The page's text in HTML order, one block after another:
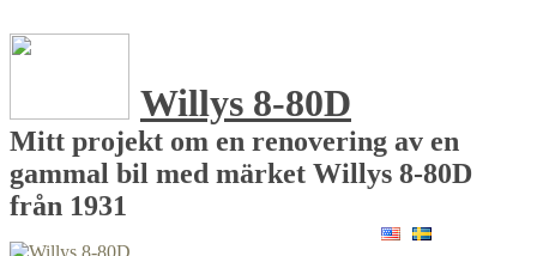
Willys 8-80D
Mitt projekt om en renovering av en
gammal bil med märket Willys 8-80D
från 1931